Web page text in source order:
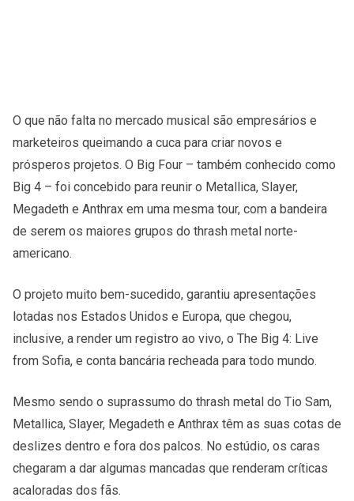
O que não falta no mercado musical são empresários e
marketeiros queimando a cuca para criar novos e
prósperos projetos. O Big Four – também conhecido como
Big 4 – foi concebido para reunir o Metallica, Slayer,
Megadeth e Anthrax em uma mesma tour, com a bandeira
de serem os maiores grupos do thrash metal norte-
americano.
O projeto muito bem-sucedido, garantiu apresentações
lotadas nos Estados Unidos e Europa, que chegou,
inclusive, a render um registro ao vivo, o The Big 4: Live
from Sofia, e conta bancária recheada para todo mundo.
Mesmo sendo o suprassumo do thrash metal do Tio Sam,
Metallica, Slayer, Megadeth e Anthrax têm as suas cotas de
deslizes dentro e fora dos palcos. No estúdio, os caras
chegaram a dar algumas mancadas que renderam críticas
acaloradas dos fãs.